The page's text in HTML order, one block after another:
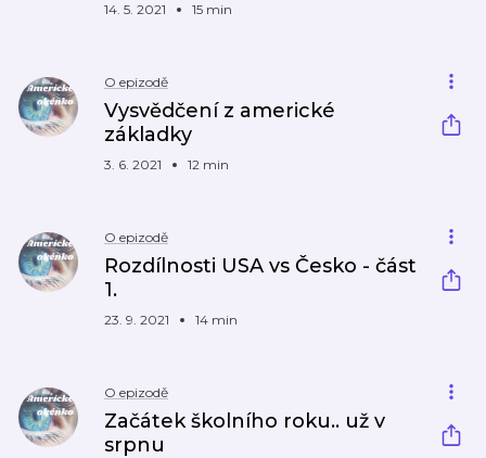
14. 5. 2021 15 min
O epizodě
Vysvědčení z americké
základky
3. 6. 2021 12 min
O epizodě
Rozdílnosti USA vs Česko - část
1.
23. 9. 2021 14 min
O epizodě
Začátek školního roku.. už v
srpnu